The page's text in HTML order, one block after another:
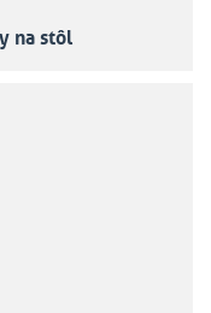
na stôl